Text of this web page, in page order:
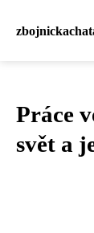
Práce
svět a